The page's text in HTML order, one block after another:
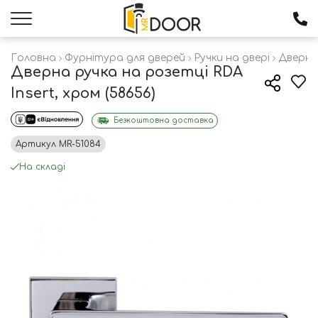
Головна Фурнітура для дверей Ручки на двері Дверні
Дверна ручка на розетці RDA
Insert, хром (58656)
Безкоштовна доставка
Артикул MR-51084
На складі